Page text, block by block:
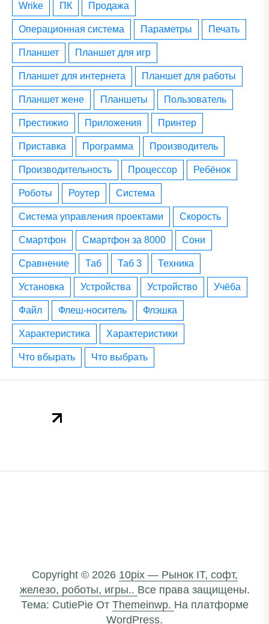
wrike ПК Продажа
операционная система параметры печать
планшет планшет для игр
планшет для интернета планшет для работы
планшет жене планшеты пользователь
престижио приложения принтер
приставка программа производитель
производительность процессор ребёнок
роботы роутер система
система управления проектами скорость
смартфон смартфон за 8000 сони
сравнение таб таб 3 техника
установка устройства устройство учёба
файл флеш-носитель флэшка
характеристика характеристики
что вбырать что выбрать
Copyright © 2026 10pix — Рынок IT, софт,
железо, роботы, игры.. Все права защищены.
Тема: CutiePie От Themeinwp. На платформе
WordPress.